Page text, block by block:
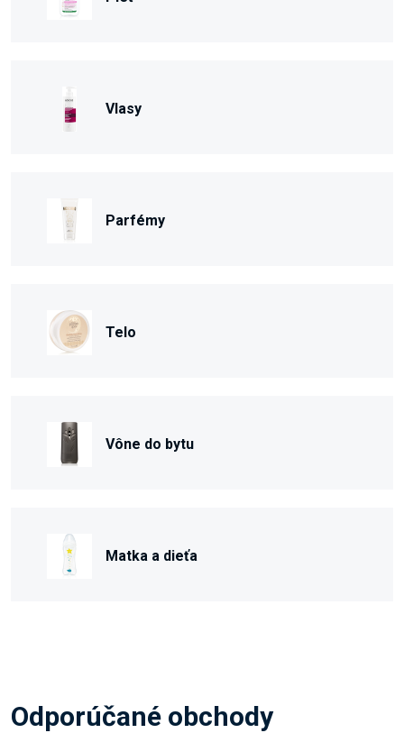
Vlasy
Parfémy
Telo
Vône do bytu
Matka a dieťa
Odporúčané obchody